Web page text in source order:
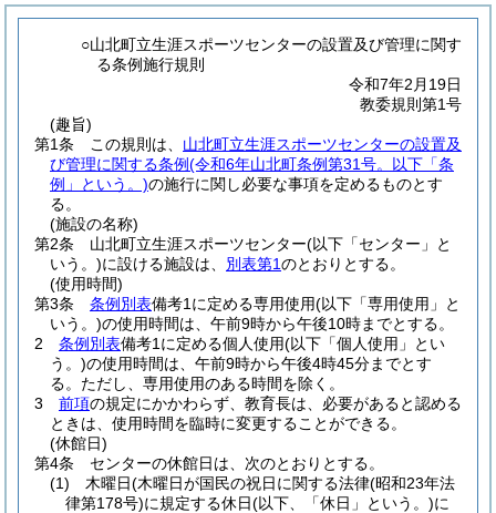
○山北町立生涯スポーツセンターの設置及び管理に関す
る条例施行規則
令和7年2月19日
教委規則第1号
(趣旨)
第1条
この規則は、 山北町立生涯スポーツセンターの設置及
び管理に関する条例(令和6年山北町条例第31号。以下「条
例」という。)の施行に関し必要な事項を定めるものとす
る。
(施設の名称)
第2条
山北町立生涯スポーツセンター(以下「センター」と
いう。)に設ける施設は、 別表第1のとおりとする。
(使用時間)
第3条
条例別表備考1に定める専用使用(以下「専用使用」と
いう。)の使用時間は、午前9時から午後10時までとする。
2
条例別表備考1に定める個人使用(以下「個人使用」とい
う。)の使用時間は、午前9時から午後4時45分までとす
る。 ただし、専用使用のある時間を除く。
3
前項の規定にかかわらず、教育長は、必要があると認める
ときは、使用時間を臨時に変更することができる。
(休館日)
第4条
センターの休館日は、次のとおりとする。
(1)
木曜日(木曜日が国民の祝日に関する法律(昭和23年法
律第178号)に規定する休日(以下、「休日」という。)に